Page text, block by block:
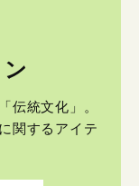
伝統文化」。
関するアイテ